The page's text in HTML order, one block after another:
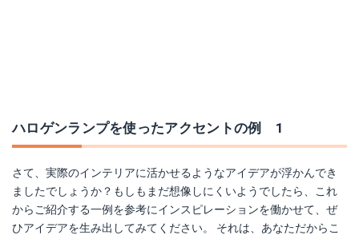
ハロゲンランプを使ったアクセントの例 1
さて、実際のインテリアに活かせるようなアイデアが浮かんでき
ましたでしょうか？もしもまだ想像しにくいようでしたら、これ
からご紹介する一例を参考にインスピレーションを働かせて、ぜ
ひアイデアを生み出してみてください。 それは、あなただからこ